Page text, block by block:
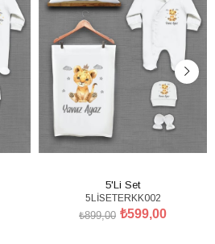
5'Li Set
5LİSETERKK002
₺599,00
₺899,00